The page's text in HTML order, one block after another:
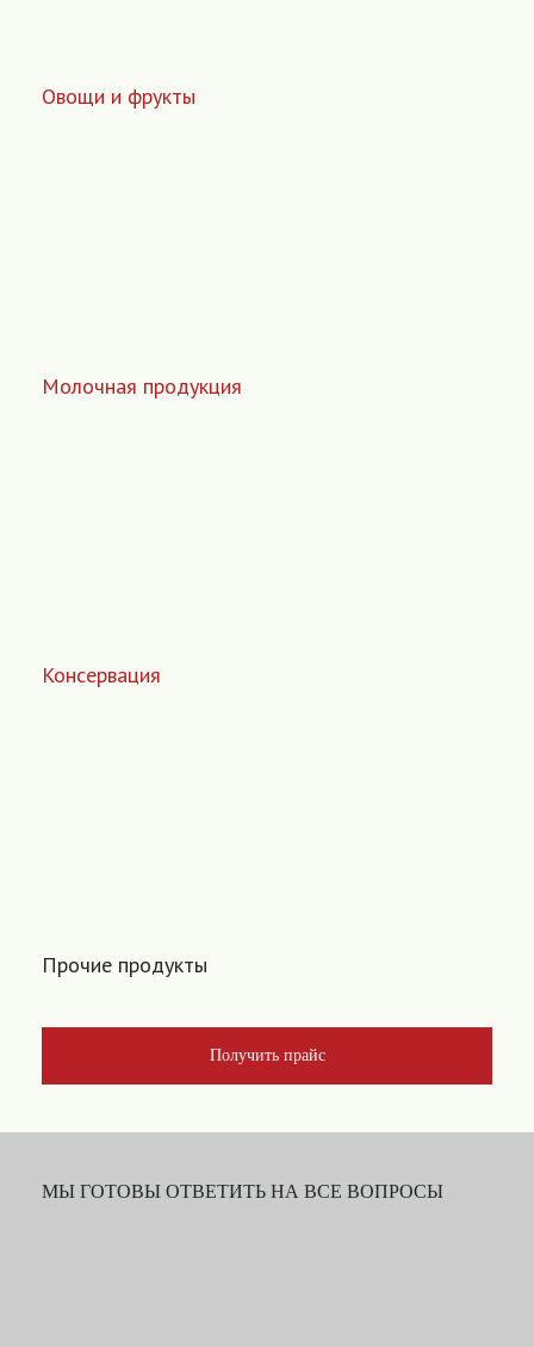
Овощи и фрукты
Молочная продукция
Консервация
Прочие продукты
Получить прайс
МЫ ГОТОВЫ ОТВЕТИТЬ НА ВСЕ ВОПРОСЫ